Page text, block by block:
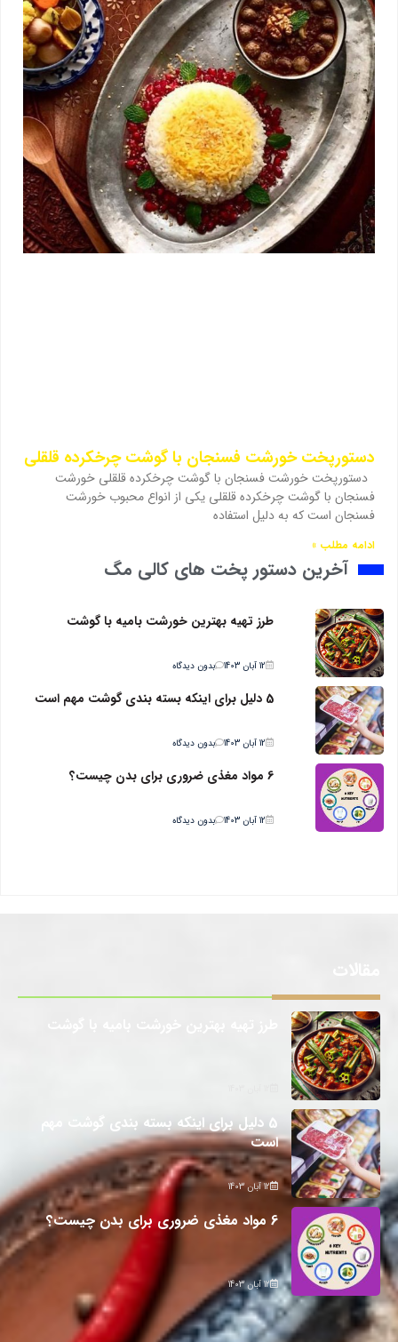
دستورپخت خورشت فسنجان با گوشت چرخکرده قلقلی
دستورپخت خورشت فسنجان با گوشت چرخکرده قلقلی خورشت
فسنجان با گوشت چرخکرده قلقلی یکی از انواع محبوب خورشت
فسنجان است که به دلیل استفاده
ادامه مطلب »
آخرین دستور پخت های کالی مگ
طرز تهیه بهترین خورشت بامیه با گوشت
12 آبان 1403 بدون دیدگاه
5 دلیل برای اینکه بسته بندی گوشت مهم است
12 آبان 1403 بدون دیدگاه
6 مواد مغذی ضروری برای بدن چیست؟
12 آبان 1403 بدون دیدگاه
5 دلیل برای اینکه بسته بندی گوشت مهم
است
12 آبان 1403
6 مواد مغذی ضروری برای بدن چیست؟
12 آبان 1403